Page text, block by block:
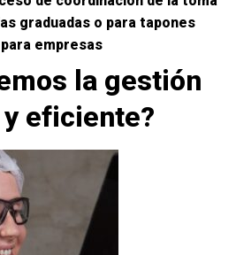
graduadas o para tapones
empresas
la gestión
eficiente?